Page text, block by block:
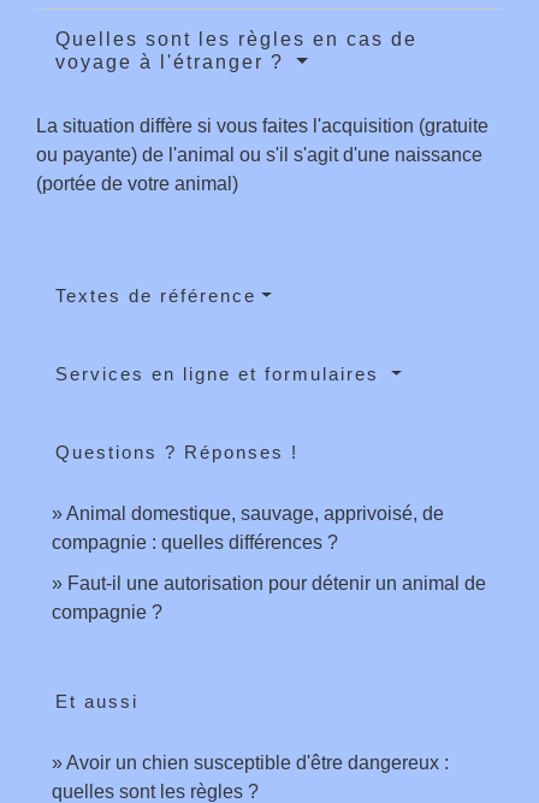
Quelles sont les règles en cas de
voyage à l'étranger ?
La situation diffère si vous faites l'acquisition (gratuite
ou payante) de l'animal ou s'il s'agit d'une naissance
(portée de votre animal)
Textes de référence
Services en ligne et formulaires
Questions ? Réponses !
Animal domestique, sauvage, apprivoisé, de
compagnie : quelles différences ?
Faut-il une autorisation pour détenir un animal de
compagnie ?
Et aussi
Avoir un chien susceptible d'être dangereux :
quelles sont les règles ?